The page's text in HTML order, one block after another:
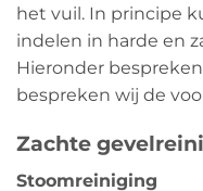
het vuil. In principe
indelen in harde en
Hieronder
bespreken wij de
Zachte
Stoomreiniging